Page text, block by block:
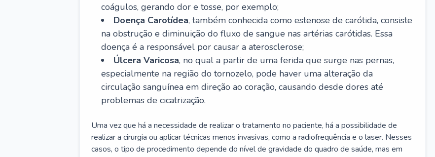
coágulos, gerando dor e tosse, por exemplo;
Doença Carotídea, também conhecida como estenose de carótida, consiste
na obstrução e diminuição do fluxo de sangue nas artérias carótidas. Essa
doença é a responsável por causar a aterosclerose;
Úlcera Varicosa, no qual a partir de uma ferida que surge nas pernas,
especialmente na região do tornozelo, pode haver uma alteração da
circulação sanguínea em direção ao coração, causando desde dores até
problemas de cicatrização.
Uma vez que há a necessidade de realizar o tratamento no paciente, há a possibilidade de
realizar a cirurgia ou aplicar técnicas menos invasivas, como a radiofrequência e o laser. Nesses
casos, o tipo de procedimento depende do nível de gravidade do quadro de saúde, mas em